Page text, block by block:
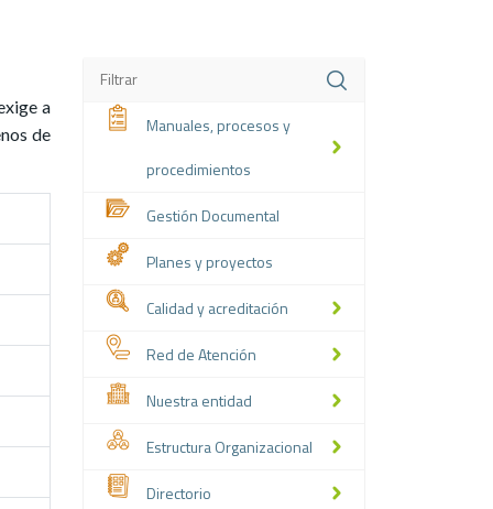
a
de
Manuales, procesos y
procedimientos
Gestión Documental
Planes y proyectos
Calidad y acreditación
Red de Atención
Nuestra entidad
Estructura Organizacional
Directorio